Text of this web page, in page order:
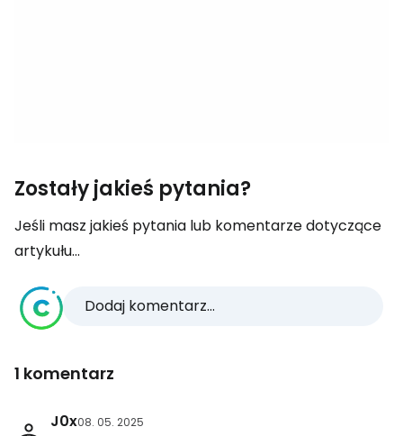
Zostały jakieś pytania?
Jeśli masz jakieś pytania lub komentarze dotyczące
artykułu...
Dodaj komentarz...
1 komentarz
J0x08. 05. 2025